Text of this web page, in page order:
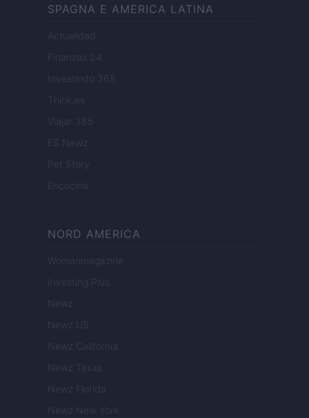
SPAGNA E AMERICA LATINA
Actualidad
Finanzas 24
Investindo 365
Think.es
Viajar 365
ES Newz
Pet Story
Encocina
NORD AMERICA
Womanmagazine
Investing Plus
Newz
Newz US
Newz California
Newz Texas
Newz Florida
Newz New York